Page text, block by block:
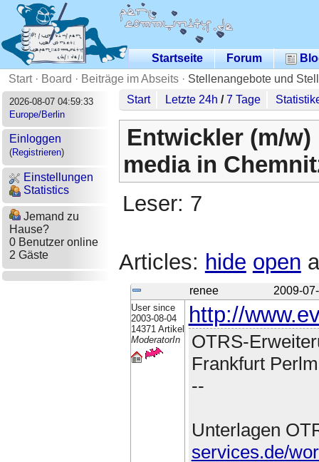
Startseite Forum
Start· Board · Beiträge im Abseits · Stellenangebote und
2026-08-07 04:59:33
Europe/Berlin
Einloggen
(Registrieren)
Einstellungen
Statistics
Jemand zu
Hause?
0 Benutzer online
2 Gäste
Start Letzte 24h /7 Tage
Entwickler (m/w)
media in
Leser: 7
Articles: hide open
renee 2009-
User since
2003-08-04
14371 Artikel
ModeratorIn
http://
OTRS-
Frankfurt
--
Unterlagen
services.de/